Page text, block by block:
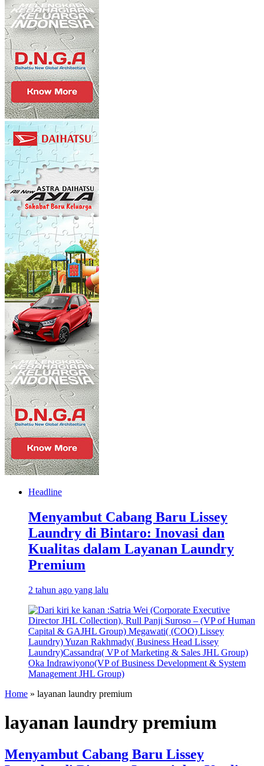
Headline
Menyambut Cabang Baru Lissey
Laundry di Bintaro: Inovasi dan
Kualitas dalam Layanan Laundry
Premium
2 tahun ago yang lalu
Home » layanan laundry premium
layanan laundry premium
Menyambut Cabang Baru Lissey